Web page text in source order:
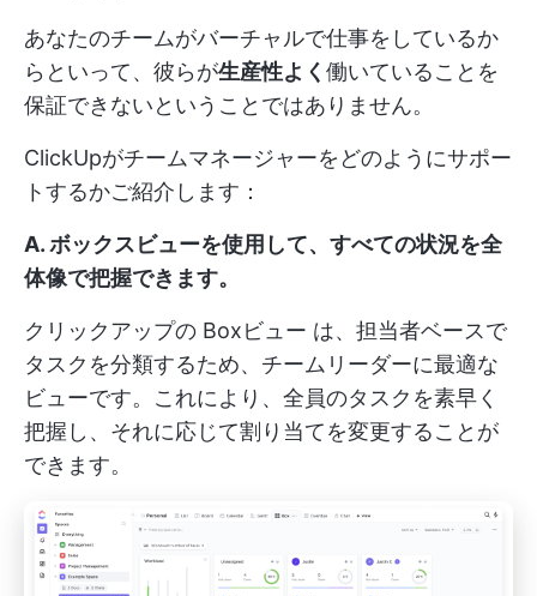
あなたのチームがバーチャルで仕事をしているか
らといって、彼らが生産性よく 働いていることを
保証できないということではありません。
ClickUpがチームマネージャーをどのようにサポー
トするかご紹介します：
A. ボックスビューを使用して、すべての状況を全
体像で把握できます。
クリックアップの Boxビュー は、担当者ベースで
タスクを分類するため、チームリーダーに最適な
ビューです。これにより、全員のタスクを素早く
把握し、それに応じて割り当てを変更することが
できます。